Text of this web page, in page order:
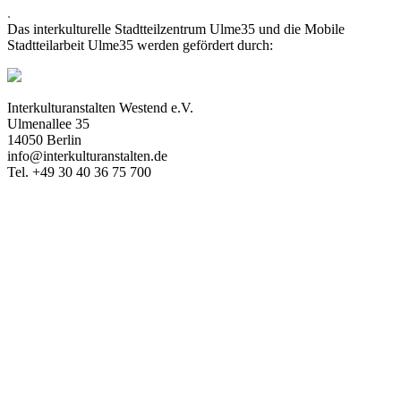
.
Das interkulturelle Stadtteilzentrum Ulme35 und die Mobile
Stadtteilarbeit Ulme35 werden gefördert durch:
Interkulturanstalten Westend e.V.
Ulmenallee 35
14050 Berlin
info@interkulturanstalten.de
Tel. +49 30 40 36 75 700